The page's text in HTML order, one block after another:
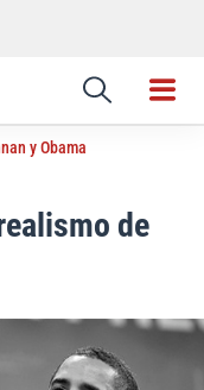
Enlace
y Obama
de